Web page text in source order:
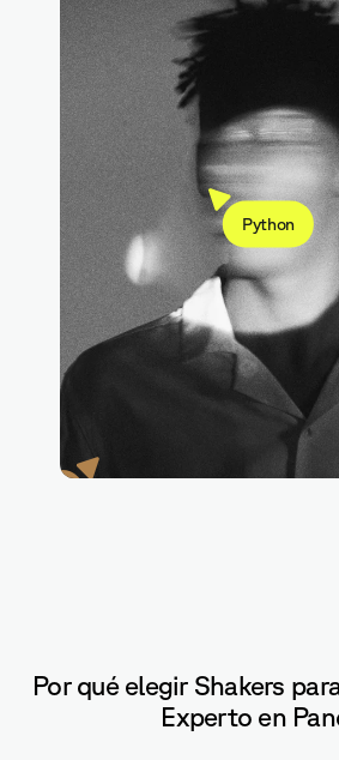
Python
Por qué elegir Shakers
Experto en